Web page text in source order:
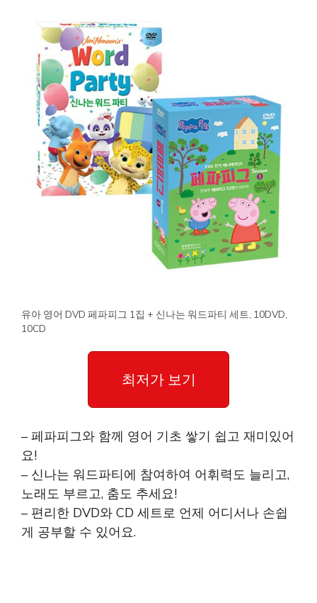
유아 영어 DVD 페파피그 1집 + 신나는 워드파티 세트, 10DVD,
10CD
최저가 보기
– 페파피그와 함께 영어 기초 쌓기 쉽고 재미있어
요!
– 신나는 워드파티에 참여하여 어휘력도 늘리고,
노래도 부르고, 춤도 추세요!
– 편리한 DVD와 CD 세트로 언제 어디서나 손쉽
게 공부할 수 있어요.